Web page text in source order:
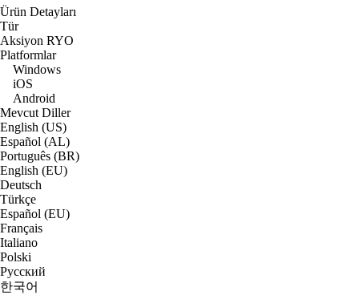
Ürün Detayları
Tür
Aksiyon RYO
Platformlar
Windows
iOS
Android
Mevcut Diller
English (US)
Español (AL)
Português (BR)
English (EU)
Deutsch
Türkçe
Español (EU)
Français
Italiano
Polski
Русский
한국어